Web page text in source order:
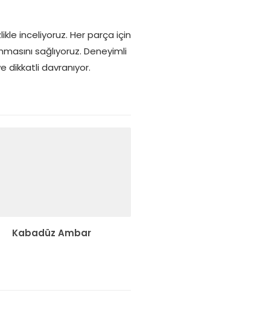
inceliyoruz. Her parça için
sağlıyoruz. Deneyimli
dikkatli davranıyor.
Kabadüz Ambar